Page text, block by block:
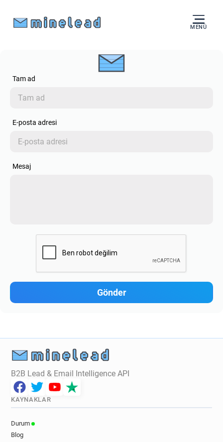
MENÜ
Tam ad
E-posta adresi
Mesaj
B2B Lead & Email Intelligence API
KAYNAKLAR
Durum
Blog